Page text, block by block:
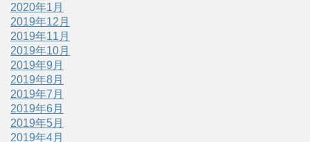
2020年1月
2019年12月
2019年11月
2019年10月
2019年9月
2019年8月
2019年7月
2019年6月
2019年5月
2019年4月